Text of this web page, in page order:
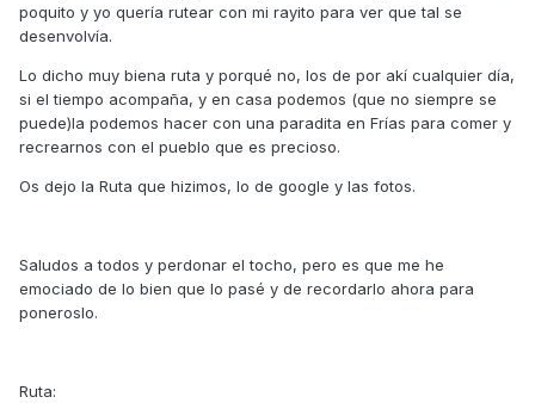
poquito y yo quería rutear con mi rayito para ver que tal se
desenvolvía.
Lo dicho muy biena ruta y porqué no, los de por akí cualquier día,
si el tiempo acompaña, y en casa podemos (que no siempre se
puede)la podemos hacer con una paradita en Frías para comer y
recrearnos con el pueblo que es precioso.
Os dejo la Ruta que hizimos, lo de google y las fotos.
Saludos a todos y perdonar el tocho, pero es que me he
emociado de lo bien que lo pasé y de recordarlo ahora para
poneroslo.
Ruta: